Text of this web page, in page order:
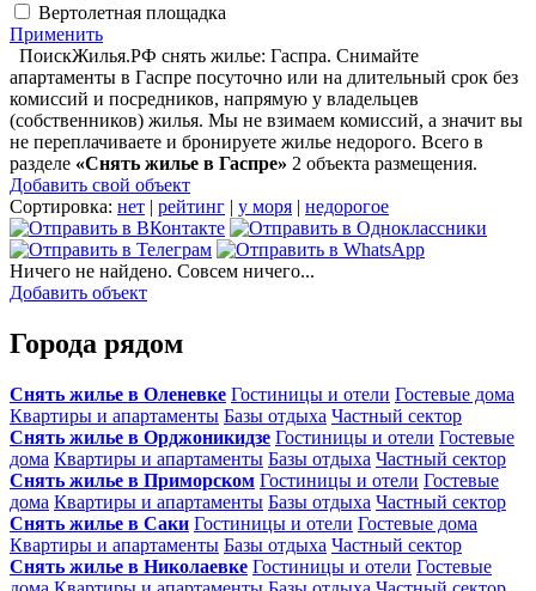
Вертолетная площадка
Применить
ПоискЖилья.РФ снять жилье: Гаспра. Снимайте
апартаменты в Гаспре посуточно или на длительный срок без
комиссий и посредников, напрямую у владельцев
(собственников) жилья. Мы не взимаем комиссий, а значит вы
не переплачиваете и бронируете жилье недорого. Всего в
разделе «Снять жилье в Гаспре» 2 объекта размещения.
Добавить свой объект
Сортировка: нет | рейтинг | у моря | недорогое
Ничего не найдено. Совсем ничего...
Добавить объект
Города рядом
Снять жилье в Оленевке Гостиницы и отели Гостевые дома
Квартиры и апартаменты Базы отдыха Частный сектор
Снять жилье в Орджоникидзе Гостиницы и отели Гостевые
дома Квартиры и апартаменты Базы отдыха Частный сектор
Снять жилье в Приморском Гостиницы и отели Гостевые
дома Квартиры и апартаменты Базы отдыха Частный сектор
Снять жилье в Саки Гостиницы и отели Гостевые дома
Квартиры и апартаменты Базы отдыха Частный сектор
Снять жилье в Николаевке Гостиницы и отели Гостевые